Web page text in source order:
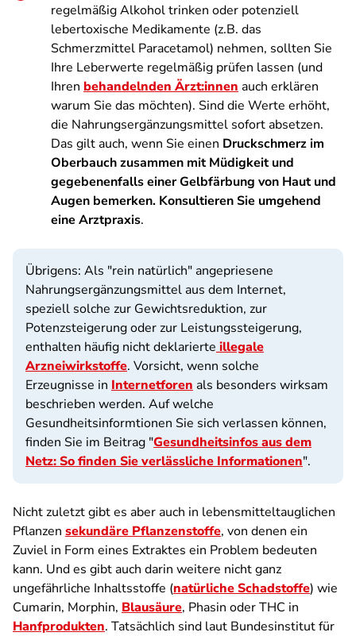
regelmäßig Alkohol trinken oder potenziell
lebertoxische Medikamente (z.B. das
Schmerzmittel Paracetamol) nehmen, sollten Sie
Ihre Leberwerte regelmäßig prüfen lassen (und
Ihren behandelnden Ärzt:innen auch erklären
warum Sie das möchten). Sind die Werte erhöht,
die Nahrungsergänzungsmittel sofort absetzen.
Das gilt auch, wenn Sie einen Druckschmerz im
Oberbauch zusammen mit Müdigkeit und
gegebenenfalls einer Gelbfärbung von Haut und
Augen bemerken. Konsultieren Sie umgehend
eine Arztpraxis.
Übrigens: Als "rein natürlich" angepriesene
Nahrungs­ergänzungsmittel aus dem Internet,
speziell solche zur Gewichtsreduktion, zur
Potenzsteigerung oder zur Leistungssteigerung,
enthalten häufig nicht deklarierte illegale
Arzneiwirkstoffe. Vorsicht, wenn solche
Erzeugnisse in Internetforen als besonders wirksam
beschrieben werden. Auf welche
Gesundheitsinformtionen Sie sich verlassen können,
finden Sie im Beitrag "Gesundheitsinfos aus dem
Netz: So finden Sie verlässliche Informationen".
Nicht zuletzt gibt es aber auch in lebensmitteltauglichen
Pflanzen sekundäre Pflanzenstoffe, von denen ein
Zuviel in Form eines Extraktes ein Problem bedeuten
kann. Und es gibt auch darin weitere nicht ganz
ungefährliche Inhaltsstoffe (natürliche Schadstoffe) wie
Cumarin, Morphin, Blausäure, Phasin oder THC in
Hanfprodukten. Tatsächlich sind laut Bundesinstitut für